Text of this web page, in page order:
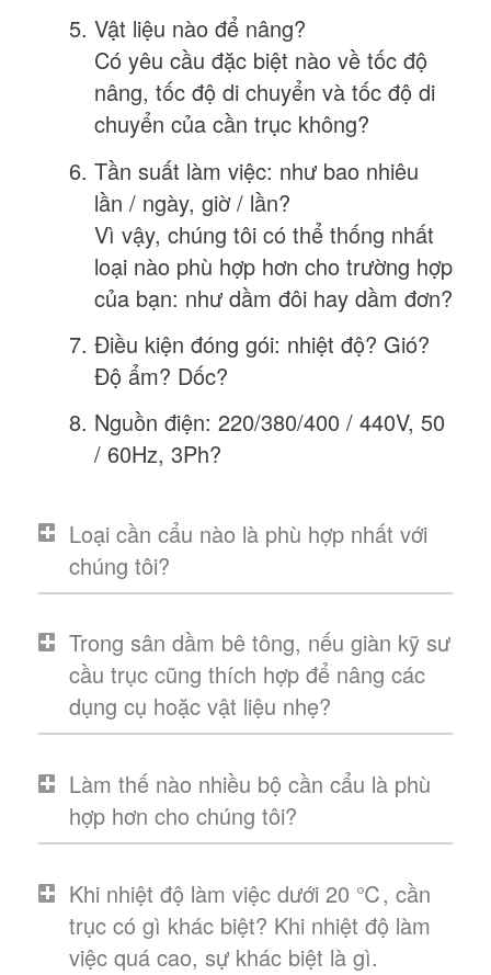
Vật liệu nào để nâng?
Có yêu cầu đặc biệt nào về tốc độ
nâng, tốc độ di chuyển và tốc độ di
chuyển của cần trục không?
Tần suất làm việc: như bao nhiêu
lần / ngày, giờ / lần?
Vì vậy, chúng tôi có thể thống nhất
loại nào phù hợp hơn cho trường hợp
của bạn: như dầm đôi hay dầm đơn?
Điều kiện đóng gói: nhiệt độ? Gió?
Độ ẩm? Dốc?
Nguồn điện: 220/380/400 / 440V, 50
/ 60Hz, 3Ph?
Loại cần cẩu nào là phù hợp nhất với
chúng tôi?
Trong sân dầm bê tông, nếu giàn kỹ sư
cầu trục cũng thích hợp để nâng các
dụng cụ hoặc vật liệu nhẹ?
Làm thế nào nhiều bộ cần cẩu là phù
hợp hơn cho chúng tôi?
Khi nhiệt độ làm việc dưới 20 ℃, cần
trục có gì khác biệt? Khi nhiệt độ làm
việc quá cao, sự khác biệt là gì.